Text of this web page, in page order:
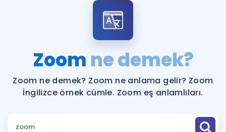
ÜYE DEĞİLİM
Sepetin Şu An Boş.
Remzi Hoca ile seni sınava hazırlayacak onlarca eğitim seni
bekliyor!
Faydalı Araçlar
Zoom ne demek?
Zoom ne demek? Zoom ne anlama gelir? Zoom
İngilizce örnek cümle. Zoom eş anlamlıları.